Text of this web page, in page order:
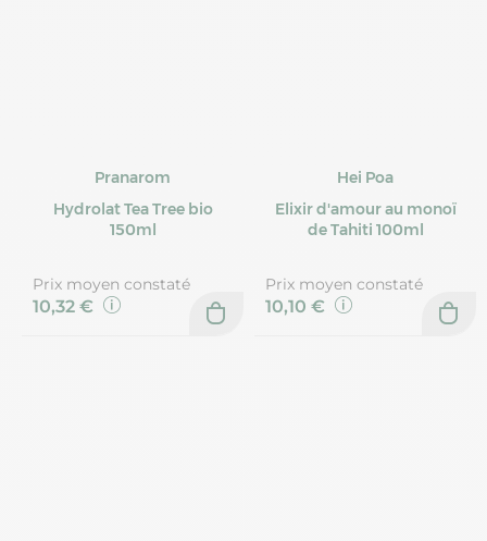
Pranarom
Hydrolat Tea Tree bio
150ml
Prix moyen constaté
10,32 €
Hei Poa
Elixir d'amour au monoï
de Tahiti 100ml
Prix moyen constaté
10,10 €